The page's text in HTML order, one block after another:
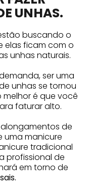
UNHAS.
buscando o
elas ficam com o
unhas naturais.
ser uma
unhas se tornou
é que você
faturar alto.
de
uma manicure
tradicional
profissional de
em torno de